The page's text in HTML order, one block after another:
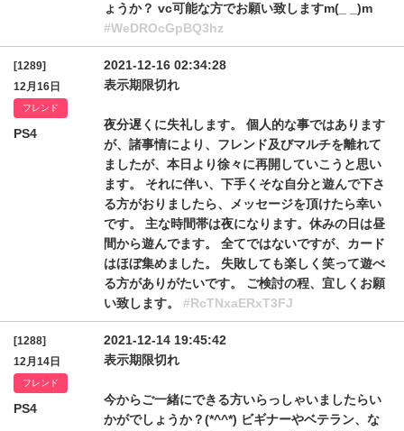
ょうか？ vc可能な方でお願い致しますm(_ _)m
#WeDROcGpBQ3hz
[1289]
12月16日
フレンド
PS4
2021-12-16 02:34:28
表示期限切れ
夜分遅くに失礼します。 個人的な事ではあります
が、諸事情により、フレンド及びマルチを離れて
ましたが、本日より徐々に再開していこうと思い
ます。 それに伴い、下手くそな自分と遊んで下さ
る方がおりましたら、メッセージを頂けたら幸い
です。 主な時間帯は夜になります。休みの日は昼
間から遊んでます。 全てではないですが、カード
はほぼ集めました。 失敗しても楽しく笑って遊べ
る方がありがたいです。 ご検討の程、宜しくお願
い致します。 #RcTNxaERxT3FJ
[1288]
12月14日
フレンド
PS4
2021-12-14 19:45:42
表示期限切れ
今からご一緒にできる方いらっしゃいましたらい
かがでしょうか？(*^^*) ビギナーやベテラン、な